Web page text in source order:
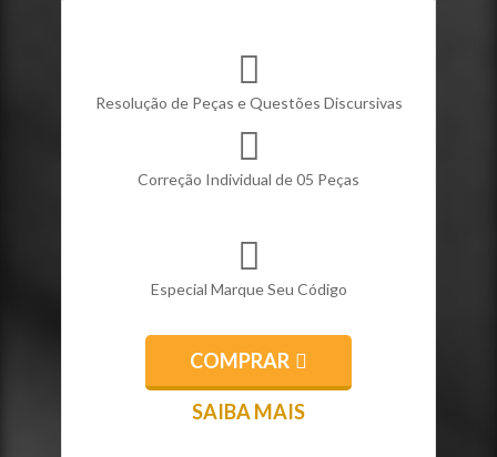
Resolução de Peças e Questões Discursivas
Correção Individual de 05 Peças
Especial Marque Seu Código
COMPRAR
SAIBA MAIS